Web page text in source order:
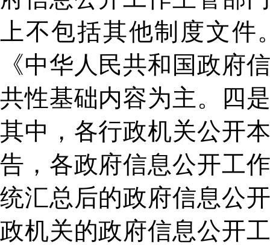
上不包括其他制度文件
《中华人民共和国政府
共性基础内容为主。四
其中，各行政机关公开
告，各政府信息公开工
统汇总后的政府信息公
政机关的政府信息公开